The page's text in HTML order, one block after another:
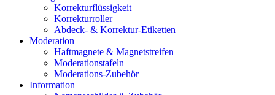
Korrekturflüssigkeit
Korrekturroller
Abdeck- & Korrektur-Etiketten
Moderation
Haftmagnete & Magnetstreifen
Moderationstafeln
Moderations-Zubehör
Information